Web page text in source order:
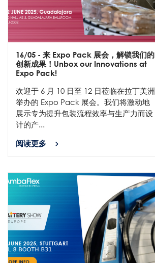
16/05 - 来 Expo Pack 展会，解锁我们的
创新成果！Unbox our Innovations at
Expo Pack!
​欢迎于 6 月 10 日至 12 日莅临在拉丁美洲
举办的 Expo Pack 展会。我们将激动地
展示专为提升包装流程效率与生产力而设
计的产...
阅读更多